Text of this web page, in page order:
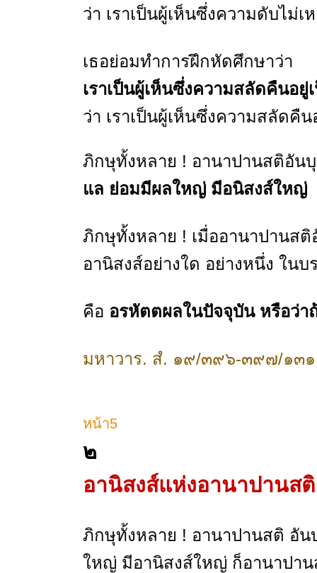
ว่า เราเป็นผู้เห็นซึ่งความดับไม่
เธอย่อมทำการฝึกหัดศึกษาว่า
เราเป็นผู้เห็นซึ่งความสลัดคืนอยู่
ว่า เราเป็นผู้เห็นซึ่งความสลัดคื
ภิกษุทั้งหลาย ! อานาปานสติอัน
แล ย่อมมีผลใหญ่ มีอนิสงส์ใหญ่
ภิกษุทั้งหลาย ! เมื่ออานาปานส
อานิสงส์อย่างใด อย่างหนึ่ง ใน
คือ อรหัตตผลในปัจจุบัน หรือว่า
มหาวาร. สํ. ๑๙/๓๙๖-๓๙๗/๑๓
หน้า5
๒
อานิสงส์แห่งอานาปานส
ภิกษุทั้งหลาย ! อานาปานสติ อั
ใหญ่ มีอานิสงส์ใหญ่ ก็อานาปาน